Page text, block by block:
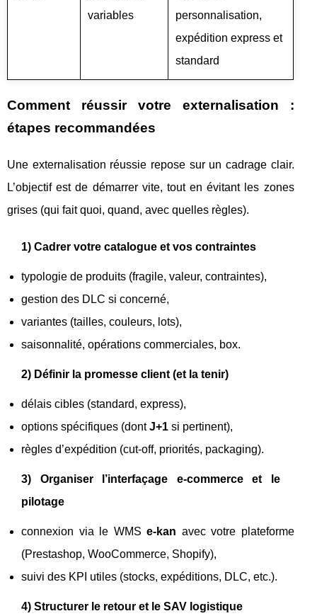
variables
personnalisation,
expédition express et
standard
Comment réussir votre externalisation :
étapes recommandées
Une externalisation réussie repose sur un cadrage clair.
L’objectif est de démarrer vite, tout en évitant les zones
grises (qui fait quoi, quand, avec quelles règles).
1) Cadrer votre catalogue et vos contraintes
typologie de produits (fragile, valeur, contraintes),
gestion des DLC si concerné,
variantes (tailles, couleurs, lots),
saisonnalité, opérations commerciales, box.
2) Définir la promesse client (et la tenir)
délais cibles (standard, express),
options spécifiques (dontJ+1 si pertinent),
règles d’expédition (cut-off, priorités, packaging).
3) Organiser l’interfaçage e-commerce et le
pilotage
connexion via le WMSe-kan avec votre plateforme
(Prestashop, WooCommerce, Shopify),
suivi des KPI utiles (stocks, expéditions, DLC, etc.).
4) Structurer le retour et le SAV logistique